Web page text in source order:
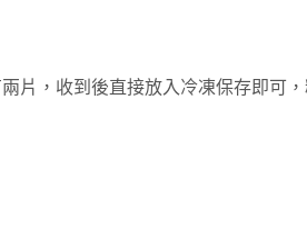
片，收到後直接放入冷凍保存即可